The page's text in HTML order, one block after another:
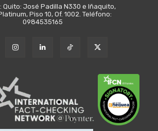
Quito: José Padilla N330 e Iñaquito,
Piso 10, Of. 1002. Teléfono:
0984535165